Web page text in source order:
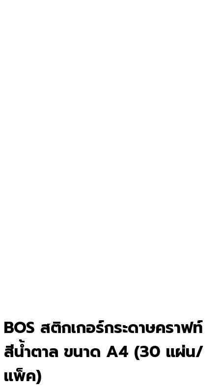
BOS สติกเกอร์กระดาษคราฟท์
สีน้ำตาล ขนาด A4 (30 แผ่น/
แพ็ค)